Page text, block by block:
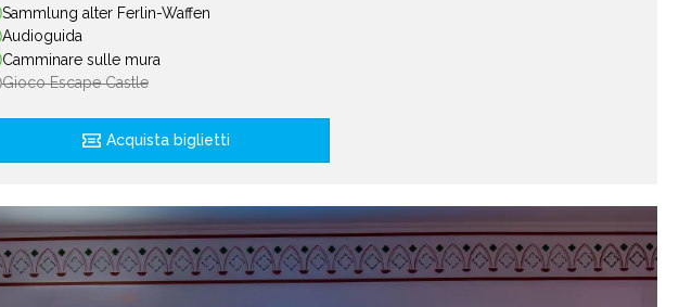
Sammlung alter Ferlin-Waffen
Audioguida
Camminare sulle mura
Gioco Escape Castle
Acquista biglietti